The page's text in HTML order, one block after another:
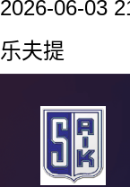
2026-06-03
乐夫提